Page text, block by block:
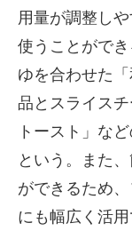
用量が調整し
使うことがで
ゆを合わせた
品とスライス
トースト」な
という。また
ができるため
にも幅広く活